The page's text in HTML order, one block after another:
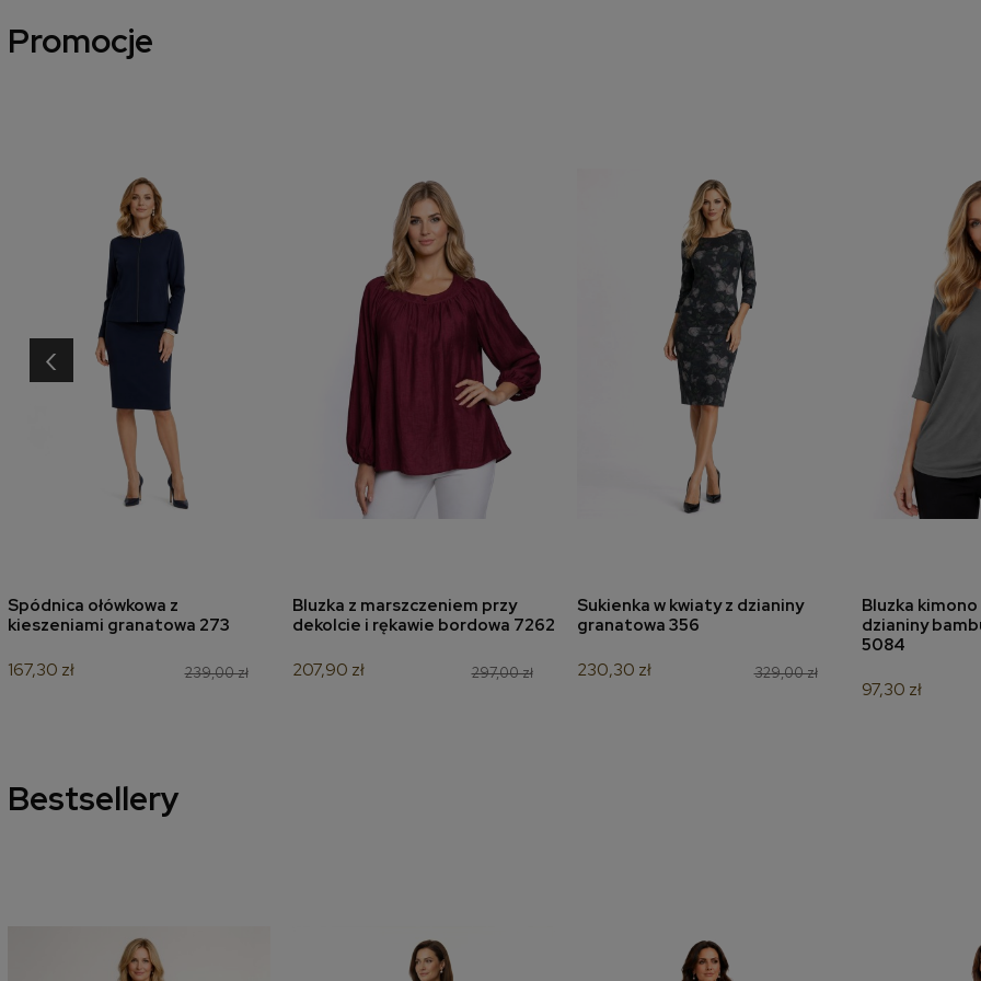
Promocje
dodaj do koszyka
Spódnica ołówkowa z
kieszeniami granatowa 273
239,00 zł
167,30 zł
dodaj do koszyka
Bluzka z marszczeniem przy
dekolcie i rękawie bordowa 7262
297,00 zł
207,90 zł
dodaj do koszyka
Sukienka w kwiaty z dzianiny
granatowa 356
329,00 zł
230,30 zł
dodaj
Bluzka
dzianiny
5084
97,30 zł
‹
Bestsellery